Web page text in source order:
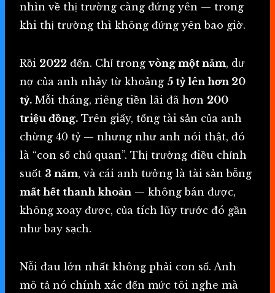
nhìn về thị trường càng đứng yên — trong
khi thị trường thì không đứng yên bao giờ.
Rồi 2022 đến. Chỉ trong vòng một năm, dư
nợ của anh nhảy từ khoảng 5 tỷ lên hơn 20
tỷ. Mỗi tháng, riêng tiền lãi đã hơn 200
triệu đồng. Trên giấy, tổng tài sản của anh
chừng 40 tỷ — nhưng như anh nói thật, đó
là “con số chủ quan”. Thị trường điều chỉnh
suốt 3 năm, và cái anh tưởng là tài sản bỗng
mất hết thanh khoản — không bán được,
không xoay được, của tích lũy trước đó gần
như bay sạch.
Nỗi đau lớn nhất không phải con số. Anh
mô tả nó chính xác đến mức tôi nghe mà